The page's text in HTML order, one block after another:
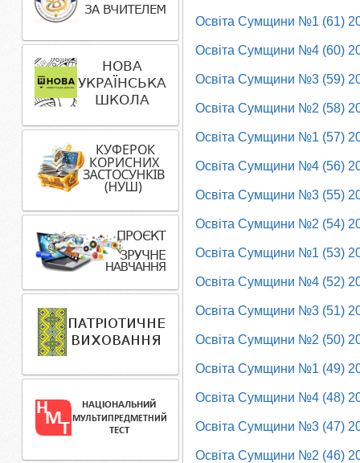
Освіта Сумщини №1 (61)
Освіта Сумщини №4 (60)
Освіта Сумщини №3 (59)
Освіта Сумщини №2 (58)
Освіта Сумщини №1 (57)
Освіта Сумщини №4 (56)
Освіта Сумщини №3 (55)
Освіта Сумщини №2 (54)
Освіта Сумщини №1 (53)
Освіта Сумщини №4 (52)
Освіта Сумщини №3 (51)
Освіта Сумщини №2 (50)
Освіта Сумщини №1 (49)
Освіта Сумщини №4 (48)
Освіта Сумщини №3 (47)
Освіта Сумщини №2 (46)